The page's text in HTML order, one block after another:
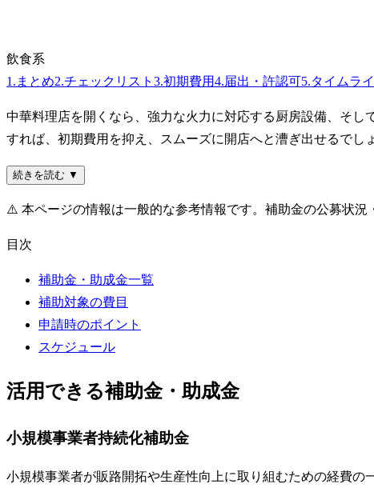
飲食系
1 . まとめ2.チェックリスト 3.初期費用4.届出・許認可5.タイムラ
中華料理店を開くなら、強力な火力に対応する厨房設備、そ
すれば、初期費用を抑え、スムーズに開店へと漕ぎ出せるでし
続きを読む ▼
⚠️ 本ページの情報は一般的な参考情報です。補助金の公募状
目次
補助金・助成金一覧
補助対象の費目
申請時のポイント
スケジュール
活用できる補助金・助成金
小規模事業者持続化補助金
小規模事業者が販路開拓や生産性向上に取り組むための経費の